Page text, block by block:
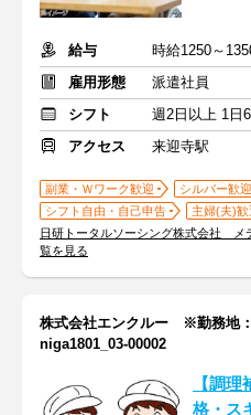
給与
時給1250～
雇用形態
派遣社員
シフト
週2日以上 1日
アクセス
来迎寺駅
副業・Ｗワーク歓迎
シルバー歓迎
シフト自由・自己申告
主婦(夫)歓
日研トータルソーシング株式会社 メ
覧を見る
株式会社エンクルー ※勤務地：
niga1801_03-00002
【調
格・ス